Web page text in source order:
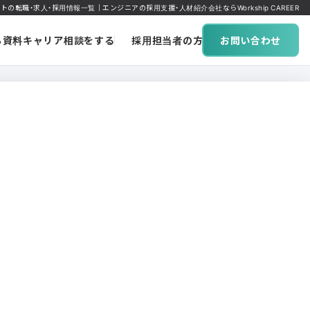
の転職・求人・採用情報一覧｜エンジニアの採用支援・人材紹介会社ならWorkship CAREER
料キャリア相談をする 採用担当者の方へ お問い合わせ